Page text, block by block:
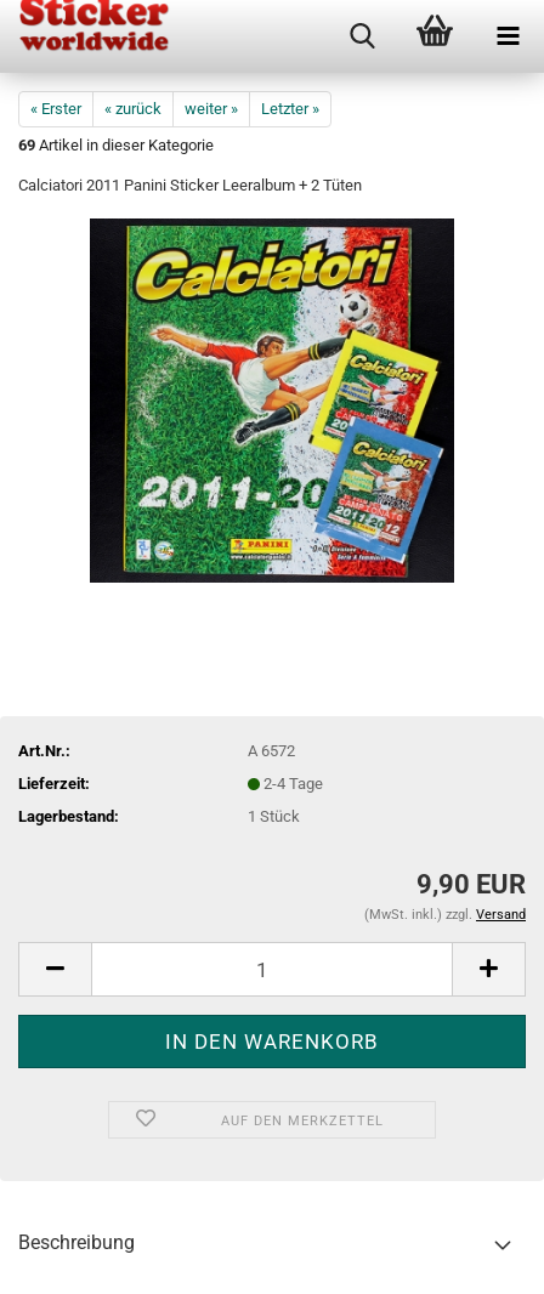
« Erster « zurück weiter »
Letzter »
69 Artikel in dieser Kategorie
Calciatori 2011 Panini Sticker Leeralbum + 2 Tüten
Art.Nr.:
A 6572
Lieferzeit:
2-4 Tage
Lagerbestand:
1Stück
9,90 EUR
(MwSt. inkl.) zzgl. Versand
AUF DEN MERKZETTEL
Beschreibung